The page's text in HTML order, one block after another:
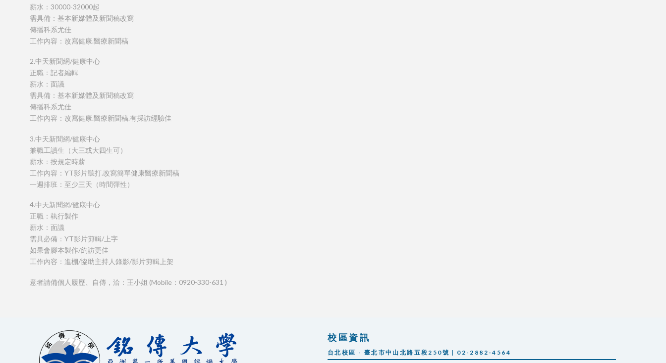
薪水：30000-32000起
需具備：基本新媒體及新聞稿改寫
傳播科系尤佳
工作內容：改寫健康.醫療新聞稿
2.中天新聞網/健康中心
正職：記者編輯
薪水：面議
需具備：基本新媒體及新聞稿改寫
傳播科系尤佳
工作內容：改寫健康.醫療新聞稿.有採訪經驗佳
3.中天新聞網/健康中心
兼職工讀生（大三或大四生可）
薪水：按規定時薪
工作內容：YT影片聽打.改寫簡單健康醫療新聞稿
一週排班：至少三天（時間彈性）
4.中天新聞網/健康中心
正職：執行製作
薪水：面議
需具必備：YT影片剪輯/上字
如果會腳本製作/約訪更佳
工作內容：進棚/協助主持人錄影/影片剪輯上架
意者請備個人履歷、自傳，洽：王小姐 (Mobile：0920-330-631 )
校區資訊
台北校區 - 臺北市中山北路五段250號 | 02-2882-4564